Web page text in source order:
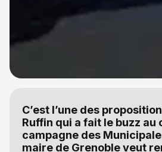
C’est l’une des
Ruffin qui a fait le buzz au
campagne des
maire de Grenoble veut